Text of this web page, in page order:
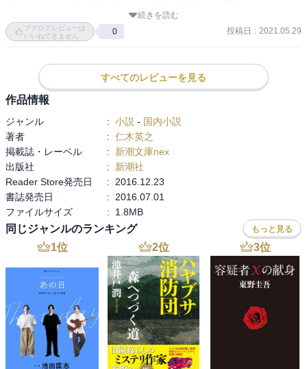
りは同じかなとも思う。
深刻ではなく、その場に臨む真剣さ、楽しむ心は数千年前から変わ
さて、今回の話は主に人の世。蓬莱から離れ、王（辺火）が住まう
都市で繰り広げられる料理対決です。
ながら神仙をも脅かす力を持つ人間を学び、同化していきます。
力の強い神仙が、常に人を圧倒するわけではない。
百獣の王と呼ばれるライオンが、現代にあって動物園の檻で見せ物
になっている。姿は舞台となる人の世界の理に繋がるものを感じま
す。
こんな経験をした僕僕であれば、仙縁しかもたない王弁との道行き
を愛するようになるのもわかります。
最後に。巻末の終わり方がとても気になります。次の一冊でるので
はないでしょうか、、、期待して待っております。
続きを読む
ブクログレビューは
いいねできません
0 投稿日 : 2021.05.29
すべてのレビューを見る
作品情報
ジャンル : 小説 - 国内小説
著者
: 仁木英之
掲載誌・レーベル
:
新潮文庫nex
出版社
:
新潮社
Reader Store発売日
:
2016.12.23
書誌発売日
:
2016.07.01
ファイルサイズ
: 1.8MB
同じジャンルのランキング もっと見る
1位 2位 3位